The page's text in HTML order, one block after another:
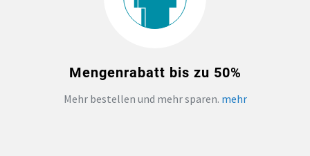
Mengenrabatt bis zu 50%
Mehr bestellen und mehr sparen. mehr